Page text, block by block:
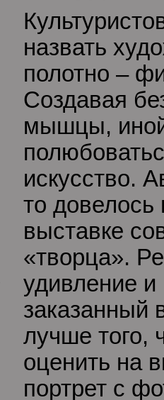
назвать
полотно –
Создавая
мышцы,
искусство.
то довелось
выставке
«творца».
удивление и
заказанный
лучше того,
оценить на
портрет с